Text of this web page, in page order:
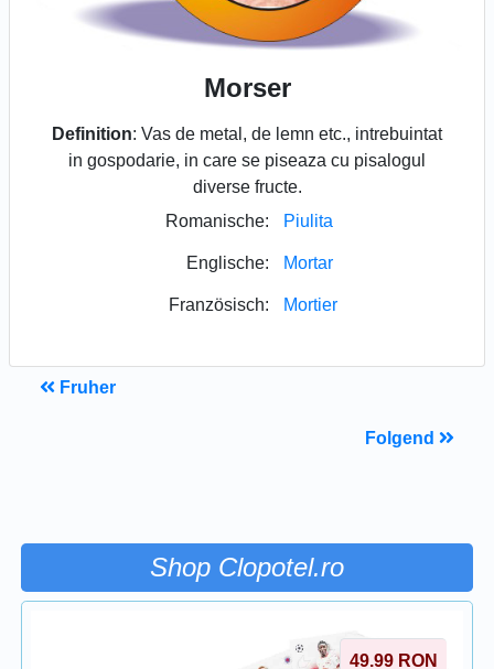
Morser
Definition: Vas de metal, de lemn etc., intrebuintat
in gospodarie, in care se piseaza cu pisalogul
diverse fructe.
Romanische:
Piulita
Englische: Mortar
Französisch: Mortier
Fruher
Folgend
Shop Clopotel.ro
49.99 RON